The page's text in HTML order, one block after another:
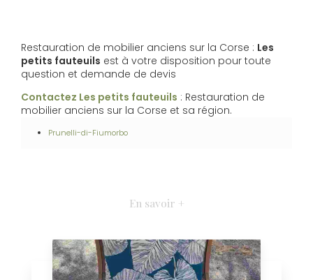
Restauration de mobilier anciens sur la Corse : Les
petits fauteuils est à votre disposition pour toute
question et demande de devis
Contactez Les petits fauteuils : Restauration de
mobilier anciens sur la Corse et sa région.
Prunelli-di-Fiumorbo
En savoir +